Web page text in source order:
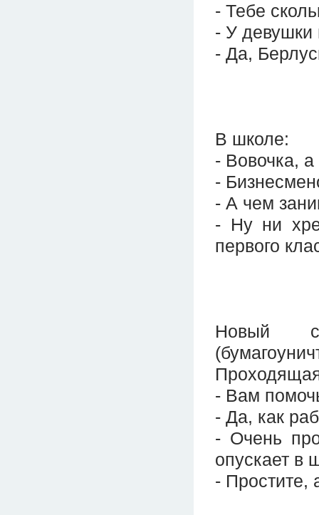
- Тебе
- У девушки
- Да,
В школе:
- Вовочка, а
-
- А чем
- Ну ни
первого
Новый
- Вам
- Да, как
- Очень
опускает в
- Простите,